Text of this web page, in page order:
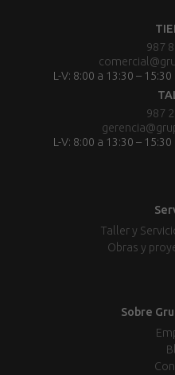
987
L-V: 8:00 a 13:30 –
987
L-V: 8:00 a 13:30 –
Taller y
Obras y
Sobre